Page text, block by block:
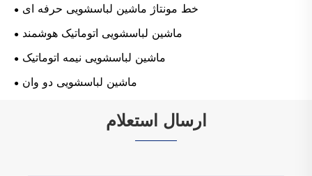
خط مونتاژ ماشین لباسشویی حرفه ای
ماشین لباسشویی اتوماتیک هوشمند
ماشین لباسشویی نیمه اتوماتیک
ماشین لباسشویی دو وان
ارسال استعلام